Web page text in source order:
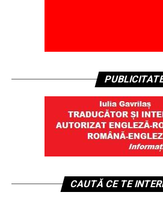
CAUTĂ CE TE